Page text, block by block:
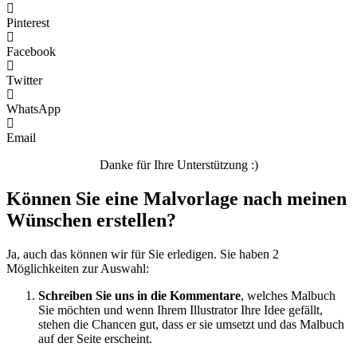
Pinterest
Facebook
Twitter
WhatsApp
Email
Danke für Ihre Unterstützung :)
Können Sie eine Malvorlage nach meinen
Wünschen erstellen?
Ja, auch das können wir für Sie erledigen. Sie haben 2
Möglichkeiten zur Auswahl:
Schreiben Sie uns in die Kommentare, welches Malbuch
Sie möchten und wenn Ihrem Illustrator Ihre Idee gefällt,
stehen die Chancen gut, dass er sie umsetzt und das Malbuch
auf der Seite erscheint.